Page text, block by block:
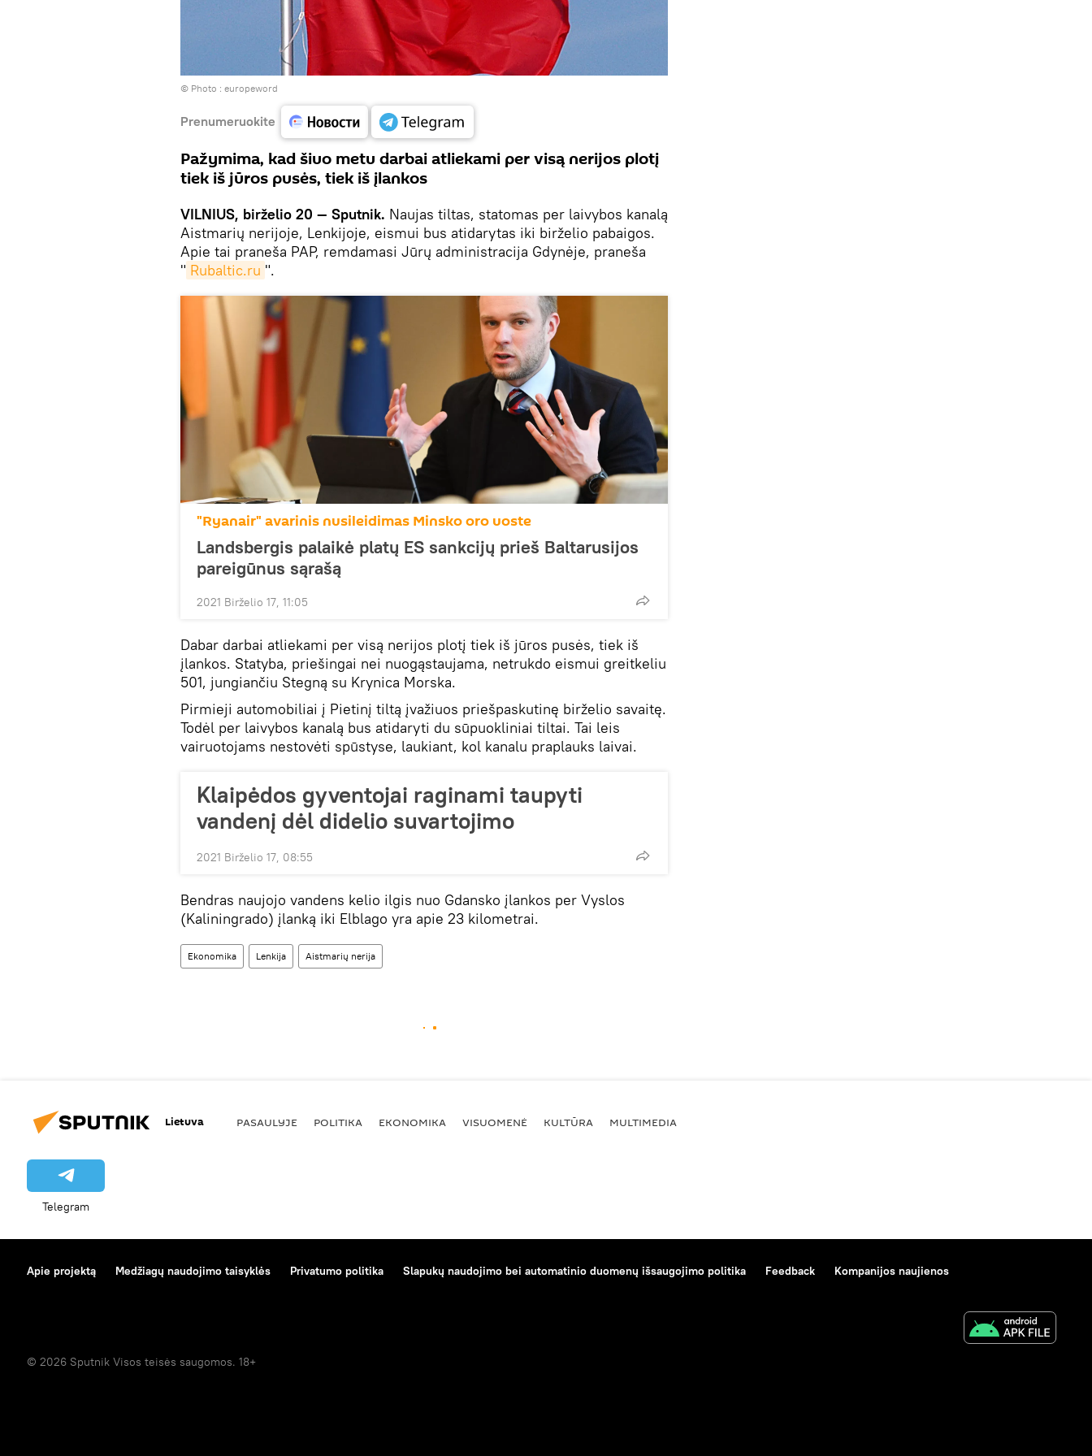
© Photo : europeword
Prenumeruokite
Pažymima, kad šiuo metu darbai atliekami per visą nerijos plotį
tiek iš jūros pusės, tiek iš įlankos
VILNIUS, birželio 20 — Sputnik. Naujas tiltas, statomas per laivybos kanalą
Aistmarių nerijoje, Lenkijoje, eismui bus atidarytas iki birželio pabaigos.
Apie tai praneša PAP, remdamasi Jūrų administracija Gdynėje, praneša
" Rubaltic.ru ".
"Ryanair" avarinis nusileidimas Minsko oro uoste
Landsbergis palaikė platų ES sankcijų prieš Baltarusijos
pareigūnus sąrašą
2021 Birželio 17, 11:05
Dabar darbai atliekami per visą nerijos plotį tiek iš jūros pusės, tiek iš
įlankos. Statyba, priešingai nei nuogąstaujama, netrukdo eismui greitkeliu
501, jungiančiu Stegną su Krynica Morska.
Pirmieji automobiliai į Pietinį tiltą įvažiuos priešpaskutinę birželio savaitę.
Todėl per laivybos kanalą bus atidaryti du sūpuokliniai tiltai. Tai leis
vairuotojams nestovėti spūstyse, laukiant, kol kanalu praplauks laivai.
Klaipėdos gyventojai raginami taupyti
vandenį dėl didelio suvartojimo
2021 Birželio 17, 08:55
Bendras naujojo vandens kelio ilgis nuo Gdansko įlankos per Vyslos
(Kaliningrado) įlanką iki Elblago yra apie 23 kilometrai.
Ekonomika Lenkija Aistmarių nerija
Lietuva PASAULYJE POLITIKA EKONOMIKA VISUOMENĖ KULTŪRA MULTIMEDIA
Telegram
Apie projektą Medžiagų naudojimo taisyklės Privatumo politika Slapukų naudojimo bei automatinio duomenų išsaugojimo politika Feedback Kompanijos naujienos
© 2026 Sputnik Visos teisės saugomos. 18+